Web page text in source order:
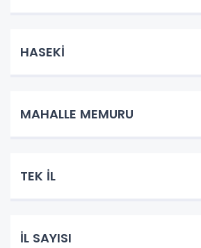
HASEKİ
MAHALLE MEMURU
TEK İL
İL SAYISI